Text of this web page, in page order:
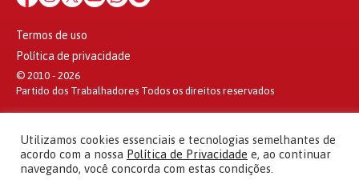
Termos de uso
Política de privacidade
© 2010 - 2026
Partido dos Trabalhadores Todos os direitos reservados
Utilizamos cookies essenciais e tecnologias semelhantes de
acordo com a nossa Política de Privacidade e, ao continuar
navegando, você concorda com estas condições.